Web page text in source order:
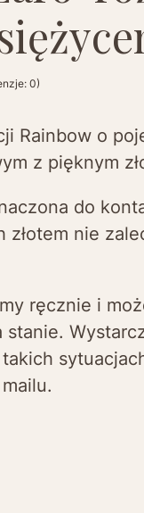
0)
Rainbow o
z pięknym
do
złotem nie
ręcznie i
stanie.